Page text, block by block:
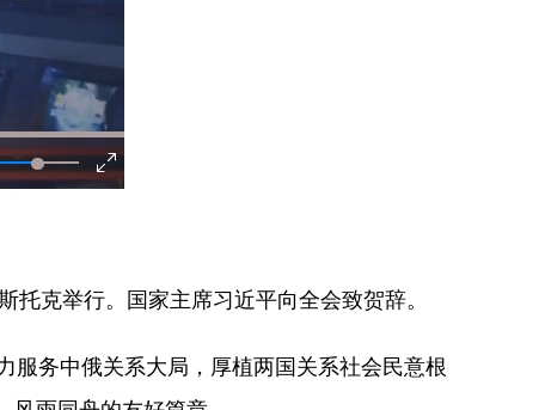
克举行。国家主席习近平向全会致贺辞。
务中俄关系大局，厚植两国关系社会民意根